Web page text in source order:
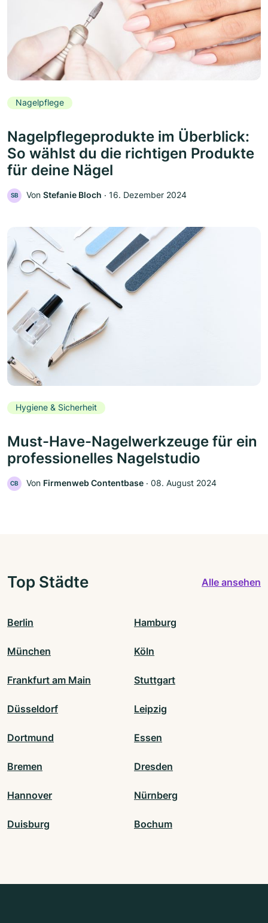
Nagelpflege
Nagelpflegeprodukte im Überblick:
So wählst du die richtigen Produkte
für deine Nägel
SB Von Stefanie Bloch ‧ 16. Dezember 2024
Hygiene & Sicherheit
Must-Have-Nagelwerkzeuge für ein
professionelles Nagelstudio
CB Von Firmenweb Contentbase ‧ 08. August 2024
Top Städte Alle ansehen
Berlin Hamburg
München Köln
Frankfurt am Main Stuttgart
Düsseldorf Leipzig
Dortmund Essen
Bremen Dresden
Hannover Nürnberg
Duisburg Bochum